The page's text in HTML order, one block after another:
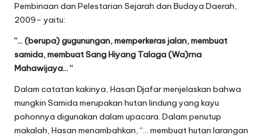
Pembinaan dan Pelestarian Sejarah dan Budaya Daerah,
2009– yaitu:
“… (berupa) gugunungan, memperkeras jalan, membuat
samida, membuat Sang Hiyang Talaga (Wa)rna
Mahawijaya… “
Dalam catatan kakinya, Hasan Djafar menjelaskan bahwa
mungkin Samida merupakan hutan lindung yang kayu
pohonnya digunakan dalam upacara. Dalam penutup
makalah, Hasan menambahkan, “… membuat hutan larangan